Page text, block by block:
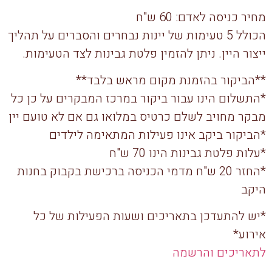
מחיר כניסה לאדם: 60 ש"ח
הכולל 5 טעימות של יינות נבחרים והסברים על תהליך
ייצור היין. ניתן להזמין פלטת גבינות לצד הטעימות.
**הביקור בהזמנת מקום מראש בלבד**
*התשלום הינו עבור ביקור במרכז המבקרים על כן כל
מבקר מחויב לשלם כרטיס במלואו גם אם לא טועם יין
*הביקור ביקב אינו פעילות המתאימה לילדים
*עלות פלטת גבינות הינו 70 ש"ח
*החזר 20 ש"ח מדמי הכניסה ברכישת בקבוק בחנות
היקב
*יש להתעדכן בתאריכים ושעות הפעילות של כל
אירוע*
לתאריכים והרשמה